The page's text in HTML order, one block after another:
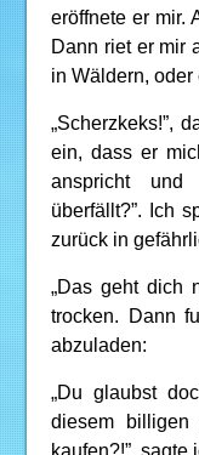
eröffnete er mir.
Dann riet er mir
in Wäldern, oder
„Scherzkeks!”,
ein, dass er
anspricht und
überfällt?”. Ich
zurück in
„Das geht dich
trocken. Dann
abzuladen:
„Du glaubst
diesem billigen
kaufen?!”, sagte